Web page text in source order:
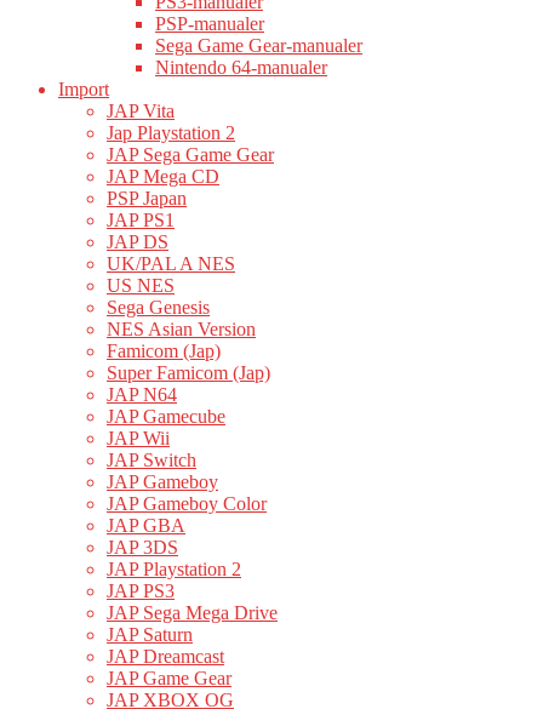
PSP-manualer
Sega Game Gear-manualer
Nintendo 64-manualer
Import
JAP Vita
Jap Playstation 2
JAP Sega Game Gear
JAP Mega CD
PSP Japan
JAP PS1
JAP DS
UK/PAL A NES
US NES
Sega Genesis
NES Asian Version
Famicom (Jap)
Super Famicom (Jap)
JAP N64
JAP Gamecube
JAP Wii
JAP Switch
JAP Gameboy
JAP Gameboy Color
JAP GBA
JAP 3DS
JAP Playstation 2
JAP PS3
JAP Sega Mega Drive
JAP Saturn
JAP Dreamcast
JAP Game Gear
JAP XBOX OG